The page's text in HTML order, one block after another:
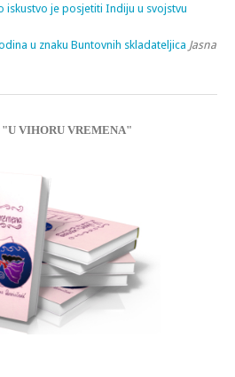
iskustvo je posjetiti Indiju u svojstvu
u znaku Buntovnih skladateljica Jasna
"U VIHORU VREMENA"